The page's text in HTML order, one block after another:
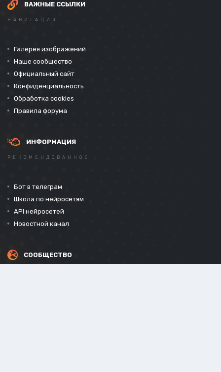
ВАЖНЫЕ ССЫЛКИ
НАВИГАЦИЯ
Галерея изображений
Наше сообщество
Официальный сайт
Конфиденциальность
Обработка cookies
Правила форума
ИНФОРМАЦИЯ
РЕКОМЕНДОВАННОЕ
Бот в телеграм
Школа по нейросетям
API нейросетей
Новостной канал
СООБЩЕСТВО